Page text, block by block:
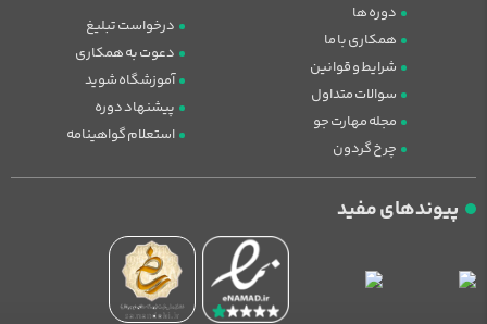
دوره ها
همکاری با ما
شرایط و قوانین
سوالات متداول
مجله مهارت جو
چرخ گردون
درخواست تبلیغ
دعوت به همکاری
آموزشگاه شوید
پیشنهاد دوره
استعلام گواهینامه
پیوندهای مفید